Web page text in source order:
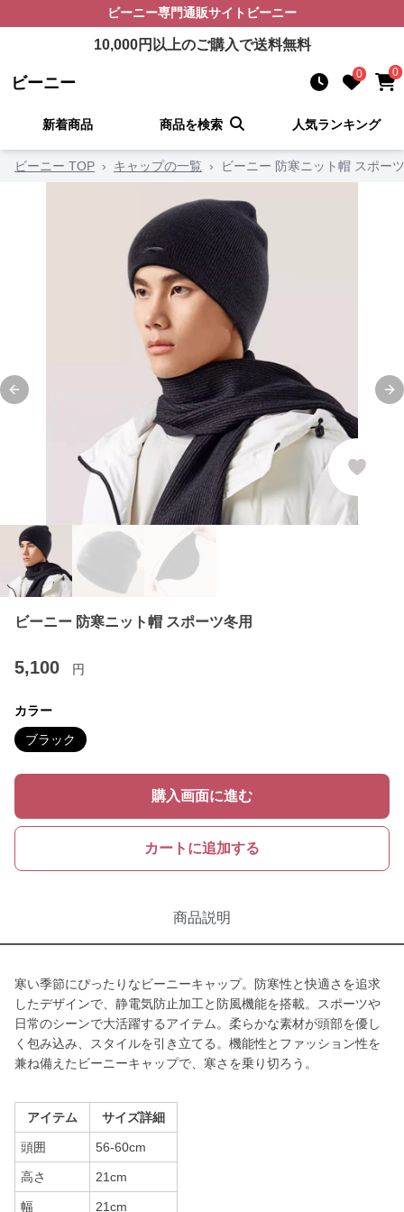
ビーニー専門通販サイト ビーニー
10,000円以上のご購入で送料無料
ビーニー 0 0
新着商品 商品を検索 人気ランキング
ビーニー TOP › キャップの一覧 › ビーニー 防寒ニット帽 スポー
Previous slide
ビーニー 防寒ニット帽 スポーツ冬用
5,100 円
カラー
ブラック
購入画面に進む
カートに追加する
商品説明
寒い季節にぴったりなビーニーキャップ。防寒性と快適さを追求
したデザインで、静電気防止加工と防風機能を搭載。スポーツや
日常のシーンで大活躍するアイテム。柔らかな素材が頭部を優し
く包み込み、スタイルを引き立てる。機能性とファッション性を
兼ね備えたビーニーキャップで、寒さを乗り切ろう。
アイテム サイズ詳細
頭囲 56-60cm
高さ 21cm
幅 21cm